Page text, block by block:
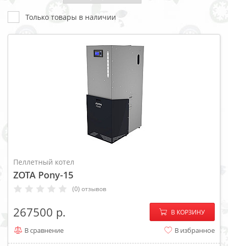
Только товары в наличии
Пеллетный котел
ZOTA Pony-15
(0) отзывов
267500 − +
В КОРЗИНУ
В сравнение В избранное